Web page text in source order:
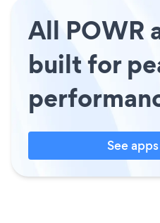
All POWR
built for
See